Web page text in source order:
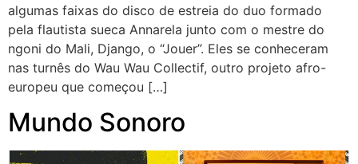
algumas faixas do disco de estreia do duo formado
pela flautista sueca Annarela junto com o mestre do
ngoni do Mali, Django, o “Jouer”. Eles se conheceram
nas turnês do Wau Wau Collectif, outro projeto afro-
europeu que começou […]
Mundo Sonoro